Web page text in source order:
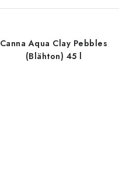
Canna Aqua Clay Pebbles
(Blähton) 45 l